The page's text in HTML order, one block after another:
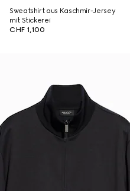
Sweatshirt aus Kaschmir-Jersey
mit Stickerei
CHF 1,100